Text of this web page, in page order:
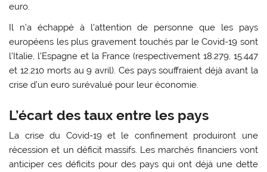
euro.
Il n’a échappé à l’attention de personne que les pays
européens les plus gravement touchés par le Covid-19 sont
l’Italie, l’Espagne et la France (respectivement 18.279, 15.447
et 12.210 morts au 9 avril). Ces pays souffraient déjà avant la
crise d’un euro surévalué pour leur économie.
L’écart des taux entre les pays
La crise du Covid-19 et le confinement produiront une
récession et un déficit massifs. Les marchés financiers vont
anticiper ces déficits pour des pays qui ont déjà une dette